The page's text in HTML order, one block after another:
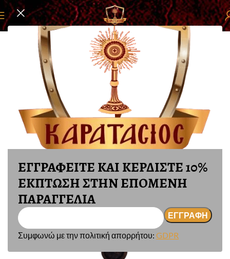
ΕΓΓΡΑΦΕΙΤΕ ΚΑΙ ΚΕΡΔΙΣΤΕ 10%
ΕΚΠΤΩΣΗ ΣΤΗΝ ΕΠΟΜΕΝΗ
ΠΑΡΑΓΓΕΛΙΑ
Συμφωνώ με την πολιτική απορρήτου: GDPR
Αρχική σελίδα ΕΙΚΟΝΕΣ ΕΙΚΟΝΕΣ ΜΕΤΑΞΟΤΥΠΙΑ